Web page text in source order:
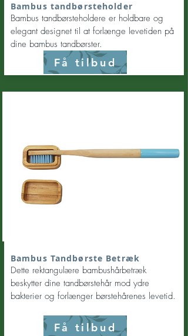
Bambus tandbørsteholder
Bambus tandbørsteholdere er holdbare og
elegant designet til at forlænge levetiden på
dine bambus tandbørster.
Få tilbud
Bambus Tandbørste Betræk
Dette rektangulære bambushårbetræk
beskytter dine tandbørstehår mod ydre
bakterier og forlænger børstehårenes levetid.
Få tilbud